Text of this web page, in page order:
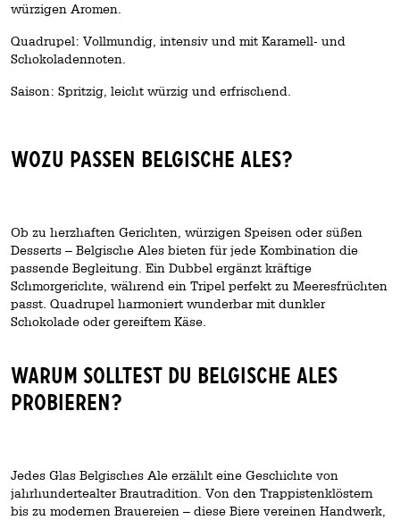
würzigen Aromen.
Quadrupel: Vollmundig, intensiv und mit Karamell- und
Schokoladennoten.
Saison: Spritzig, leicht würzig und erfrischend.
Wozu passen Belgische Ales?
Ob zu herzhaften Gerichten, würzigen Speisen oder süßen
Desserts – Belgische Ales bieten für jede Kombination die
passende Begleitung. Ein Dubbel ergänzt kräftige
Schmorgerichte, während ein Tripel perfekt zu Meeresfrüchten
passt. Quadrupel harmoniert wunderbar mit dunkler
Schokolade oder gereiftem Käse.
Warum solltest du Belgische Ales
probieren?
Jedes Glas Belgisches Ale erzählt eine Geschichte von
jahrhundertealter Brautradition. Von den Trappistenklöstern
bis zu modernen Brauereien – diese Biere vereinen Handwerk,